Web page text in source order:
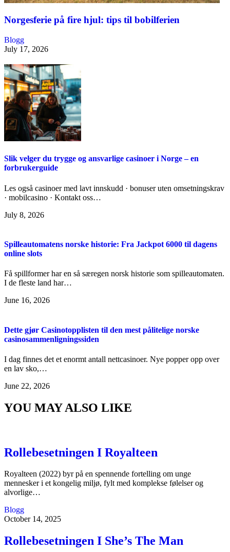
Norgesferie på fire hjul: tips til bobilferien
Blogg
July 17, 2026
Slik velger du trygge og ansvarlige casinoer i Norge – en
forbrukerguide
Les også casinoer med lavt innskudd · bonuser uten omsetningskrav
· mobilcasino · Kontakt oss…
July 8, 2026
Spilleautomatens norske historie: Fra Jackpot 6000 til dagens
online slots
Få spillformer har en så særegen norsk historie som spilleautomaten.
I de fleste land har…
June 16, 2026
Dette gjør Casinotopplisten til den mest pålitelige norske
casinosammenligningssiden
I dag finnes det et enormt antall nettcasinoer. Nye popper opp over
en lav sko,…
June 22, 2026
YOU MAY ALSO LIKE
Rollebesetningen I Royalteen
Royalteen (2022) byr på en spennende fortelling om unge
mennesker i et kongelig miljø, fylt med komplekse følelser og
alvorlige…
Blogg
October 14, 2025
Rollebesetningen I She’s The Man